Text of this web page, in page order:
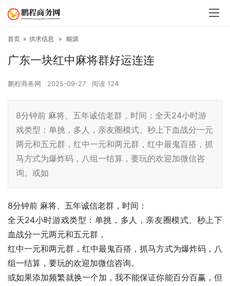
首页 » 供求信息 » 能源
广东一块红中麻将群好运连连
鹏程商务网 2025-09-27 阅读 124
8分钟前 麻将、五年诚信老群，时间：全天24小时游
戏类型：单挑，多人，亲友圈模式、秒上下血战分一元
两元和五元群，红中一元和两元群，红中最鬼百搭，抓
马方式为爆炸码，八组一结算，要玩的欢迎加微信咨
询。或如
8分钟前 麻将、五年诚信老群，时间：
全天24小时游戏类型：单挑，多人，亲友圈模式、秒上下
血战分一元两元和五元群，
红中一元和两元群，红中最鬼百搭，抓马方式为爆炸码，八
组一结算，要玩的欢迎加微信咨询。
或如果添加频繁就换一个加，我不能保证你能百分百赢，但